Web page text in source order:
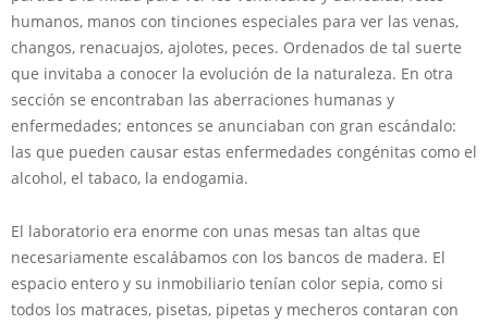
humanos, manos con tinciones especiales para ver las venas,
changos, renacuajos, ajolotes, peces. Ordenados de tal suerte
que invitaba a conocer la evolución de la naturaleza. En otra
sección se encontraban las aberraciones humanas y
enfermedades; entonces se anunciaban con gran escándalo:
las que pueden causar estas enfermedades congénitas como el
alcohol, el tabaco, la endogamia.
El laboratorio era enorme con unas mesas tan altas que
necesariamente escalábamos con los bancos de madera. El
espacio entero y su inmobiliario tenían color sepia, como si
todos los matraces, pisetas, pipetas y mecheros contaran con